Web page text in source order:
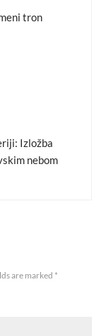
tron
Izložba
nebom
are marked *